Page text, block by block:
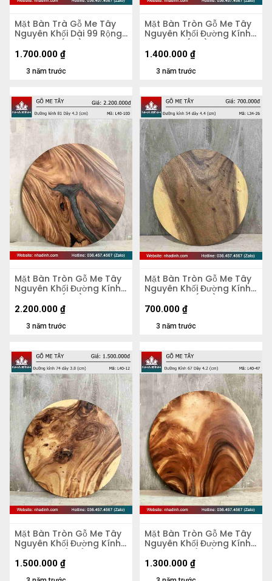
Mặt Bàn Trà Gỗ Me Tây
Nguyên Khối Dài 99 Rộng
51 Dày 5,2 (cm)
3 năm trước
1.700.000 ₫
Mặt Bàn Tròn Gỗ Me Tây
Nguyên Khối Đường Kính
70 Dày 4 (cm)
3 năm trước
1.400.000 ₫
Mặt Bàn Tròn Gỗ Me Tây
Nguyên Khối Đường Kính
81 Dày 4,3 (cm)
3 năm trước
2.200.000 ₫
Mặt Bàn Tròn Gỗ Me Tây
Nguyên Khối Đường Kính
54 Dày 4.4 (cm)
3 năm trước
700.000 ₫
Mặt Bàn Tròn Gỗ Me Tây
Nguyên Khối Đường Kính
74 Dày 3.8 (cm)
1.500.000 ₫
Mặt Bàn Tròn Gỗ Me Tây
Nguyên Khối Đường Kính
67 Dày 4,2 (cm)
1.300.000 ₫